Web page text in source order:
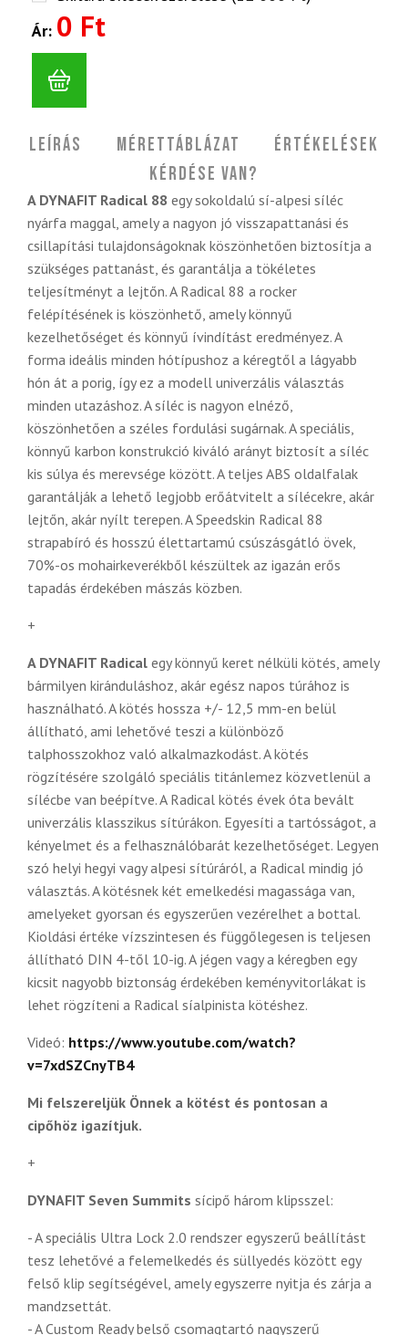
Ár: 0 Ft
Leírás Mérettáblázat
Értékelések
Kérdése van?
A DYNAFIT Radical 88 egy sokoldalú sí-alpesi síléc
nyárfa maggal, amely a nagyon jó visszapattanási és
csillapítási tulajdonságoknak köszönhetően biztosítja a
szükséges pattanást, és garantálja a tökéletes
teljesítményt a lejtőn. A Radical 88 a rocker
felépítésének is köszönhető, amely könnyű
kezelhetőséget és könnyű ívindítást eredményez. A
forma ideális minden hótípushoz a kéregtől a lágyabb
hón át a porig, így ez a modell univerzális választás
minden utazáshoz. A síléc is nagyon elnéző,
köszönhetően a széles fordulási sugárnak. A speciális,
könnyű karbon konstrukció kiváló arányt biztosít a síléc
kis súlya és merevsége között. A teljes ABS oldalfalak
garantálják a lehető legjobb erőátvitelt a sílécekre, akár
lejtőn, akár nyílt terepen. A Speedskin Radical 88
strapabíró és hosszú élettartamú csúszásgátló övek,
70%-os mohairkeverékből készültek az igazán erős
tapadás érdekében mászás közben.
+
A DYNAFIT Radical egy könnyű keret nélküli kötés, amely
bármilyen kiránduláshoz, akár egész napos túrához is
használható. A kötés hossza +/- 12,5 mm-en belül
állítható, ami lehetővé teszi a különböző
talphosszokhoz való alkalmazkodást. A kötés
rögzítésére szolgáló speciális titánlemez közvetlenül a
sílécbe van beépítve. A Radical kötés évek óta bevált
univerzális klasszikus sítúrákon. Egyesíti a tartósságot, a
kényelmet és a felhasználóbarát kezelhetőséget. Legyen
szó helyi hegyi vagy alpesi sítúráról, a Radical mindig jó
választás. A kötésnek két emelkedési magassága van,
amelyeket gyorsan és egyszerűen vezérelhet a bottal.
Kioldási értéke vízszintesen és függőlegesen is teljesen
állítható DIN 4-től 10-ig. A jégen vagy a kéregben egy
kicsit nagyobb biztonság érdekében keményvitorlákat is
lehet rögzíteni a Radical síalpinista kötéshez.
Videó: https://www.youtube.com/watch?
v=7xdSZCnyTB4
Mi felszereljük Önnek a kötést és pontosan a
cipőhöz igazítjuk.
+
DYNAFIT Seven Summits sícipő három klipsszel:
- A speciális Ultra Lock 2.0 rendszer egyszerű beállítást
tesz lehetővé a felemelkedés és süllyedés között egy
felső klip segítségével, amely egyszerre nyitja és zárja a
mandzsettát.
- A Custom Ready belső csomagtartó nagyszerű